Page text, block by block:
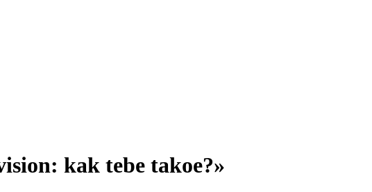
kak tebe takoe?»